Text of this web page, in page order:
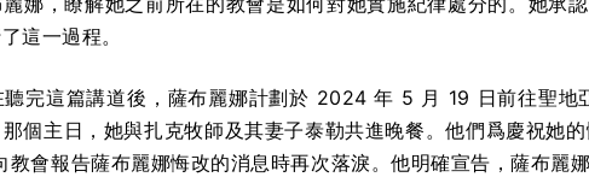
這一過程。
完這篇講道後，薩布麗娜計劃於 2024 年 5 月 19 日前往聖地
個主日，她與扎克牧師及其妻子泰勒共進晚餐。他們爲慶祝她
教會報告薩布麗娜悔改的消息時再次落淚。他明確宣告，薩布麗